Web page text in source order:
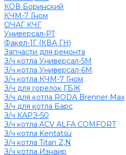
КОВ Боринский
КЧМ-7 Гном
ОЧАГ КЧГ
Универсал-РТ
Факел-1Г (КВА ГН)
Запчасти для ремонта
З/ч котла Универсал-5М
З/ч котла Универсал-6М
З/ч котла КЧМ-7 Гном
З/ч для горелок ГБЖ
З/ч для котла RODA Brenner Max
З/ч для котла Барс
З/ч КАРЭ-50
З/ч котла ACV ALFA COMFORT
З/ч котла Kentatsu
З/ч котла Titan Z,N
З/ч котла Изнаир